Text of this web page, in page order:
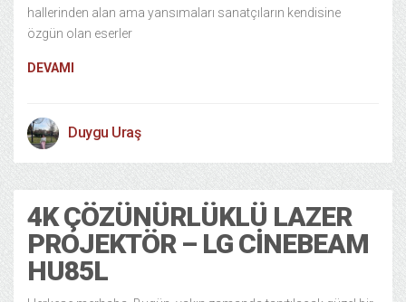
hallerinden alan ama yansımaları sanatçıların kendisine
özgün olan eserler
DEVAMI
Duygu Uraş
4K ÇÖZÜNÜRLÜKLÜ LAZER
PROJEKTÖR – LG CINEBEAM
HU85L